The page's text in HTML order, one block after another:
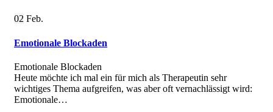
02 Feb.
Emotionale Blockaden
Emotionale Blockaden
Heute möchte ich mal ein für mich als Therapeutin sehr
wichtiges Thema aufgreifen, was aber oft vernachlässigt wird:
Emotionale…